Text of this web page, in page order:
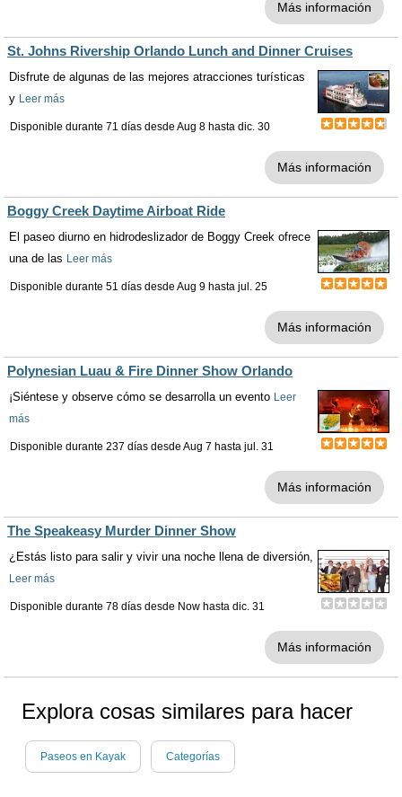
Más información
St. Johns Rivership Orlando Lunch and Dinner Cruises
Disfrute de algunas de las mejores atracciones turísticas
y Leer más
Disponible durante 71 días desde Aug 8 hasta dic. 30
Más información
Boggy Creek Daytime Airboat Ride
El paseo diurno en hidrodeslizador de Boggy Creek ofrece
una de las Leer más
Disponible durante 51 días desde Aug 9 hasta jul. 25
Más información
Polynesian Luau & Fire Dinner Show Orlando
¡Siéntese y observe cómo se desarrolla un evento Leer
más
Disponible durante 237 días desde Aug 7 hasta jul. 31
Más información
The Speakeasy Murder Dinner Show
¿Estás listo para salir y vivir una noche llena de diversión,
Leer más
Disponible durante 78 días desde Now hasta dic. 31
Más información
Explora cosas similares para hacer
Paseos en Kayak Categorías